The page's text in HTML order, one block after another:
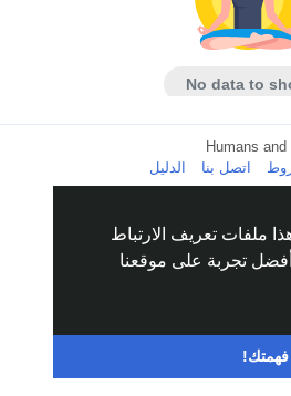
ملفات تعريف الارتباط
تجربة على موقعنا
فهمتك!
No data to
اتصل بنا الدليل